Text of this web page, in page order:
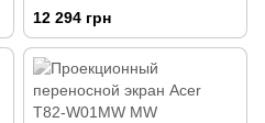
треноге 136" 243.8 х 243.8
MaxWhite 1:1
12 294 грн